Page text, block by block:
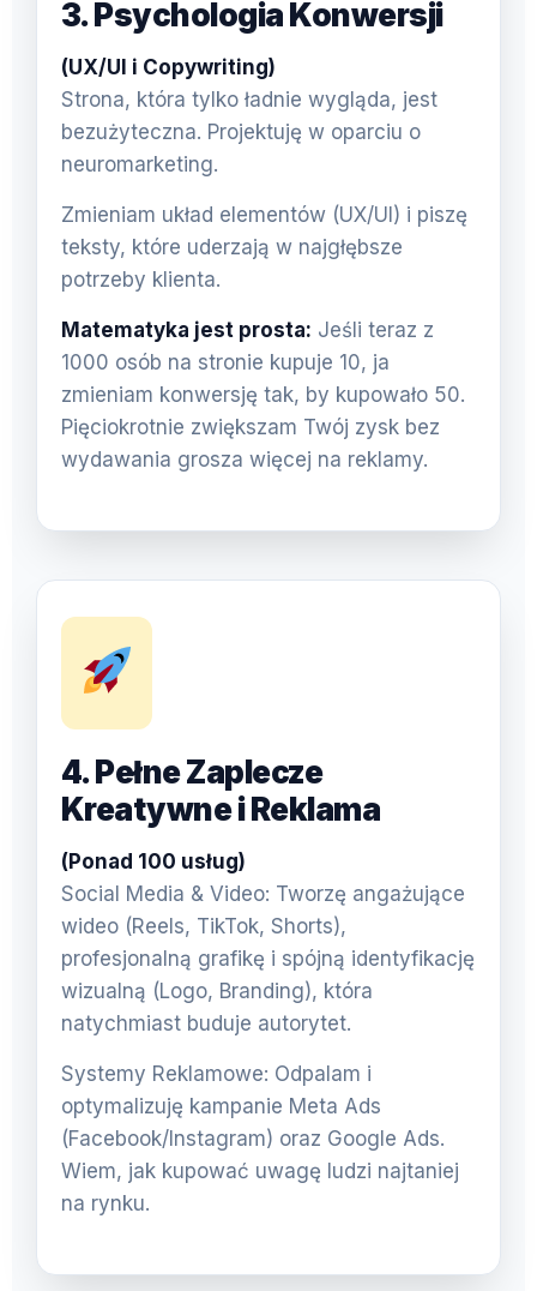
3. Psychologia Konwersji
(UX/UI i Copywriting)
Strona, która tylko ładnie wygląda, jest
bezużyteczna. Projektuję w oparciu o
neuromarketing.
Zmieniam układ elementów (UX/UI) i piszę
teksty, które uderzają w najgłębsze
potrzeby klienta.
Matematyka jest prosta: Jeśli teraz z
1000 osób na stronie kupuje 10, ja
zmieniam konwersję tak, by kupowało 50.
Pięciokrotnie zwiększam Twój zysk bez
wydawania grosza więcej na reklamy.
4. Pełne Zaplecze
Kreatywne i Reklama
(Ponad 100 usług)
Social Media & Video: Tworzę angażujące
wideo (Reels, TikTok, Shorts),
profesjonalną grafikę i spójną identyfikację
wizualną (Logo, Branding), która
natychmiast buduje autorytet.
Systemy Reklamowe: Odpalam i
optymalizuję kampanie Meta Ads
(Facebook/Instagram) oraz Google Ads.
Wiem, jak kupować uwagę ludzi najtaniej
na rynku.